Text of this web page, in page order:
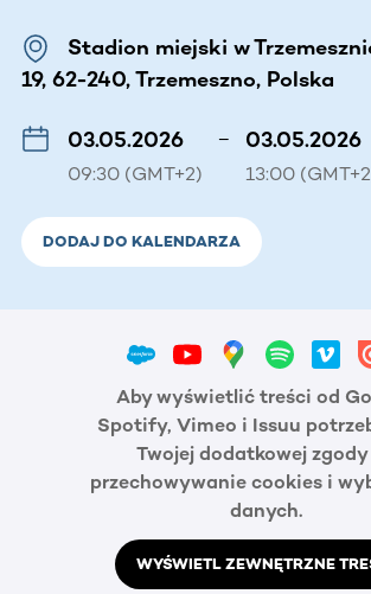
Stadion miejski w
19, 62-240, Trzemeszno, Polska
03.05.2026
09:30 (GMT+2)
– 03.05.2026
13:00
DODAJ DO KALENDARZA
Aby wyświetlić treści od
Spotify, Vimeo i Issuu
Twojej dodatkowej zgody
przechowywanie cookies i
danych.
WYŚWIETL ZEWNĘTRZNE